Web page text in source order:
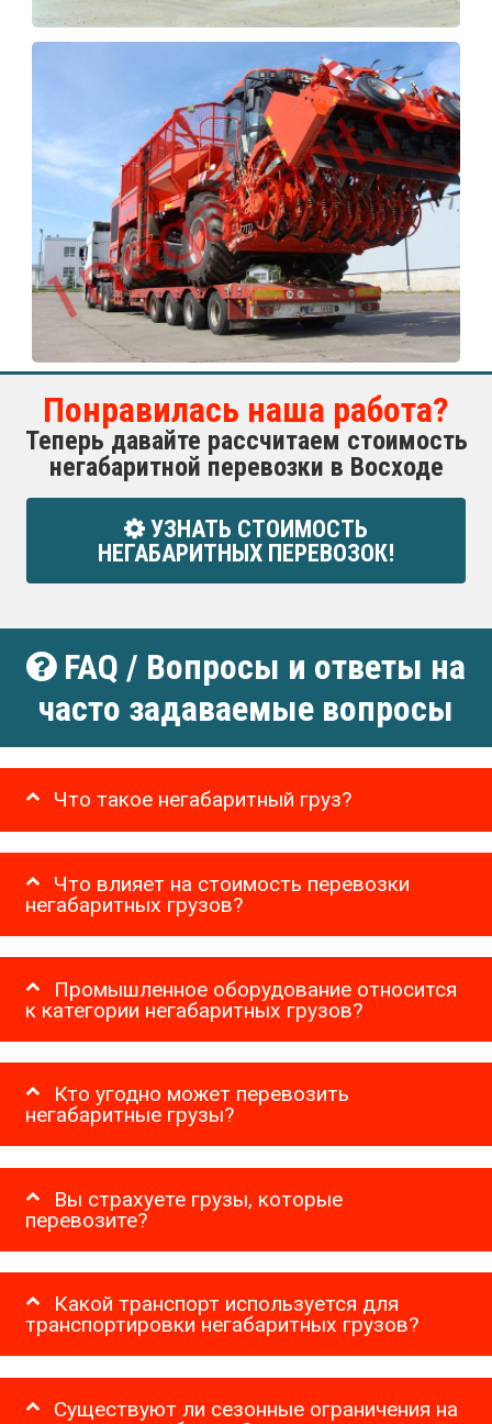
Понравилась наша работа?
Теперь давайте рассчитаем стоимость
негабаритной перевозки в Восходе
УЗНАТЬ СТОИМОСТЬ
НЕГАБАРИТНЫХ ПЕРЕВОЗОК!
FAQ / Вопросы и ответы на
часто задаваемые вопросы
Что такое негабаритный груз?
Что влияет на стоимость перевозки
негабаритных грузов?
Промышленное оборудование относится
к категории негабаритных грузов?
Кто угодно может перевозить
негабаритные грузы?
Вы страхуете грузы, которые
перевозите?
Какой транспорт используется для
транспортировки негабаритных грузов?
Существуют ли сезонные ограничения на